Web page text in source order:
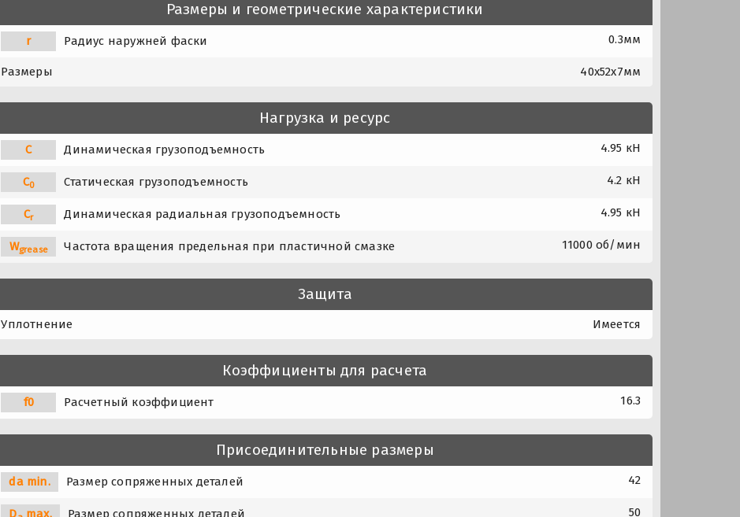
Размеры и геометрические характеристики
r Радиус наружней фаски 0.3мм
Размеры 40x52x7мм
Нагрузка и ресурс
C Динамическая грузоподъемность 4.95 кН
C0 Статическая грузоподъемность 4.2 кН
Cr Динамическая радиальная грузоподъемность 4.95 кН
Wgrease Частота вращения предельная при пластичной смазке 11000 об/мин
Защита
Уплотнение Имеется
Коэффициенты для расчета
f0 Расчетный коэффициент 16.3
Присоединительные размеры
da min. Размер сопряженных деталей 42
D max. Размер сопряженных деталей 50